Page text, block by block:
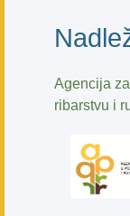
Agencija
ribarstvu i